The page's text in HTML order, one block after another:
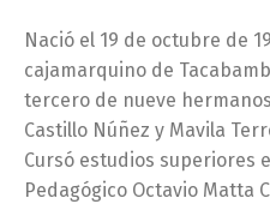
Nació el 19 de octubre de
cajamarquino de
tercero de nueve
Castillo Núñez y Mavila
Cursó estudios superiores
Pedagógico Octavio Matta